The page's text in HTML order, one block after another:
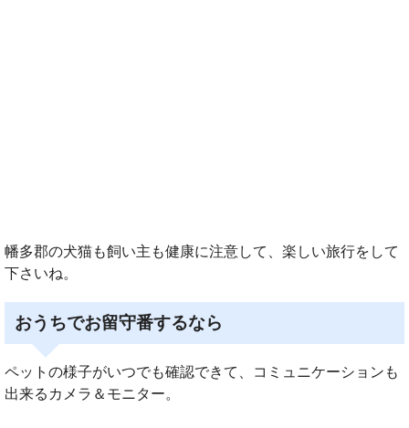
幡多郡の犬猫も飼い主も健康に注意して、楽しい旅行をして
下さいね。
おうちでお留守番するなら
ペットの様子がいつでも確認できて、コミュニケーションも
出来るカメラ＆モニター。